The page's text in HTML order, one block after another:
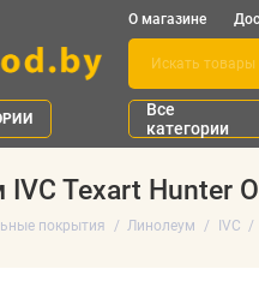
О магазине
Все
категории
Texart Hunter
покрытия Линолеум IVC